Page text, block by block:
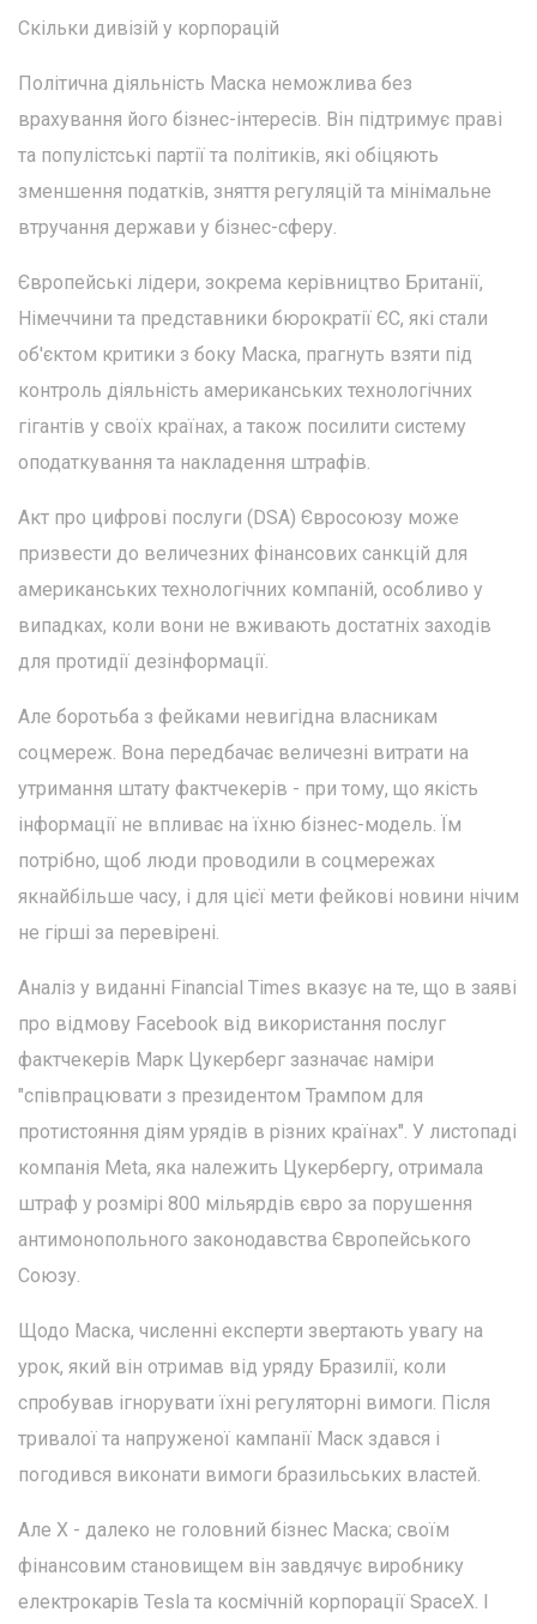
Скільки дивізій у корпорацій
Політична діяльність Маска неможлива без
врахування його бізнес-інтересів. Він підтримує праві
та популістські партії та політиків, які обіцяють
зменшення податків, зняття регуляцій та мінімальне
втручання держави у бізнес-сферу.
Європейські лідери, зокрема керівництво Британії,
Німеччини та представники бюрократії ЄС, які стали
об'єктом критики з боку Маска, прагнуть взяти під
контроль діяльність американських технологічних
гігантів у своїх країнах, а також посилити систему
оподаткування та накладення штрафів.
Акт про цифрові послуги (DSA) Євросоюзу може
призвести до величезних фінансових санкцій для
американських технологічних компаній, особливо у
випадках, коли вони не вживають достатніх заходів
для протидії дезінформації.
Але боротьба з фейками невигідна власникам
соцмереж. Вона передбачає величезні витрати на
утримання штату фактчекерів - при тому, що якість
інформації не впливає на їхню бізнес-модель. Їм
потрібно, щоб люди проводили в соцмережах
якнайбільше часу, і для цієї мети фейкові новини нічим
не гірші за перевірені.
Аналіз у виданні Financial Times вказує на те, що в заяві
про відмову Facebook від використання послуг
фактчекерів Марк Цукерберг зазначає наміри
"співпрацювати з президентом Трампом для
протистояння діям урядів в різних країнах". У листопаді
компанія Meta, яка належить Цукербергу, отримала
штраф у розмірі 800 мільярдів євро за порушення
антимонопольного законодавства Європейського
Союзу.
Щодо Маска, численні експерти звертають увагу на
урок, який він отримав від уряду Бразилії, коли
спробував ігнорувати їхні регуляторні вимоги. Після
тривалої та напруженої кампанії Маск здався і
погодився виконати вимоги бразильських властей.
Але X - далеко не головний бізнес Маска; своїм
фінансовим становищем він завдячує виробнику
електрокарів Tesla та космічній корпорації SpaceX. І